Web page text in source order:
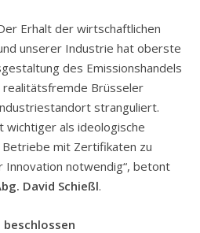
Erhalt der wirtschaftlichen
unserer Industrie hat oberste
des Emissionshandels
Brüsseler
stranguliert.
als ideologische
mit Zertifikaten zu
Innovation notwendig“, betont
David Schießl.